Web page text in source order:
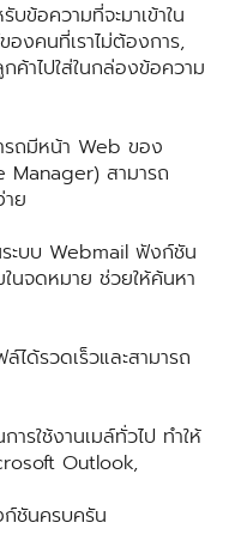
บข้อความที่จะมาเข้าใน
งคนที่เราไม่ต้องการ,
ค้าไปใส่ในกล่องข้อความ
รถมีหน้า Web ของ
Manager) สามารถ
ย
ระบบ Webmail ฟังก์ชัน
นจดหมาย ช่วยให้ค้นหา
ได้รวดเร็วและสามารถ
รใช้งานเมล์ทั่วไป ทำให้
Outlook,
ชันครบครัน